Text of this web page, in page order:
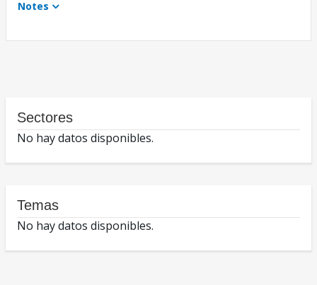
Notes
Sectores
No hay datos disponibles.
Temas
No hay datos disponibles.